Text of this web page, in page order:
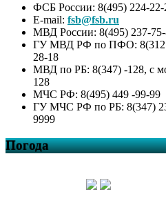
ФСБ России: 8(495) 224-22-
E-mail: fsb@fsb.ru
МВД России: 8(495) 237-
ГУ МВД РФ по ПФО:
28-18
МВД по РБ: 8(347) -128, с
128
МЧС РФ: 8(495) 449 -99-99
ГУ МЧС РФ по РБ: 8(347)
9999
Погода